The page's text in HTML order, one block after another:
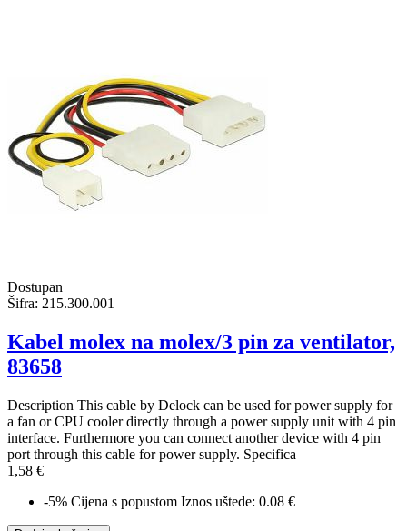
Dostupan
Šifra: 215.300.001
Kabel molex na molex/3 pin za ventilator,
83658
Description This cable by Delock can be used for power supply for
a fan or CPU cooler directly through a power supply unit with 4 pin
interface. Furthermore you can connect another device with 4 pin
port through this cable for power supply. Specifica
1,58 €
-5% Cijena s popustom Iznos uštede: 0.08 €